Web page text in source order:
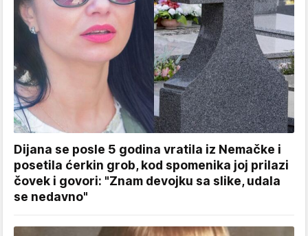
Dijana se posle 5 godina vratila iz Nemačke i
posetila ćerkin grob, kod spomenika joj prilazi
čovek i govori: "Znam devojku sa slike, udala
se nedavno"